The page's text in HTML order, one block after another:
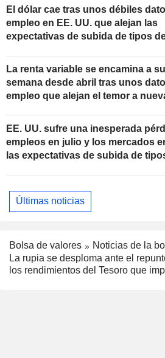
El dólar cae tras unos débiles
empleo en EE. UU. que alejan las
expectativas de subida de tipos
La renta variable se encamina a
semana desde abril tras unos
empleo que alejan el temor a
EE. UU. sufre una inesperada
empleos en julio y los mercados
las expectativas de subida de
Últimas noticias
Bolsa de valores
Noticias de la
La rupia se desploma ante el
los rendimientos del Tesoro que